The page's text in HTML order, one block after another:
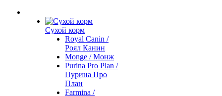
Сухой корм
Royal Canin /
Роял Канин
Monge / Монж
Purina Pro Plan /
Пурина Про
План
Farmina /